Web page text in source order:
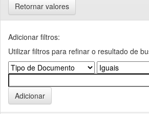
Retornar valores
Adicionar filtros:
Utilizar filtros para refinar o resultado de